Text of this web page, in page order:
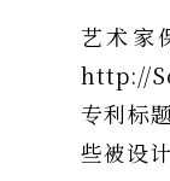
艺术家
http://
专利标
些被设